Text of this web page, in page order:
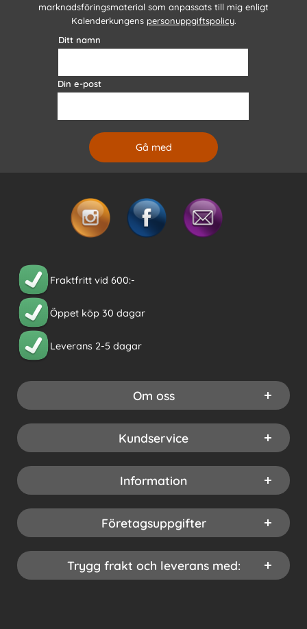
marknadsföringsmaterial som anpassats till mig enligt
Kalenderkungens personuppgiftspolicy.
Ditt namn
Din e-post
Fraktfritt vid 600:-
Öppet köp 30 dagar
Leverans 2-5 dagar
Om oss
Kundservice
Information
Företagsuppgifter
Trygg frakt och leverans med: